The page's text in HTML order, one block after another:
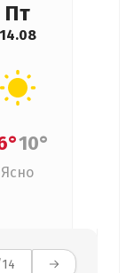
Пт
14.08
10°
Ясно